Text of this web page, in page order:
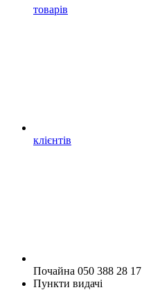
товарів
клієнтів
Почайна 050 388 28 17
Пункти видачі